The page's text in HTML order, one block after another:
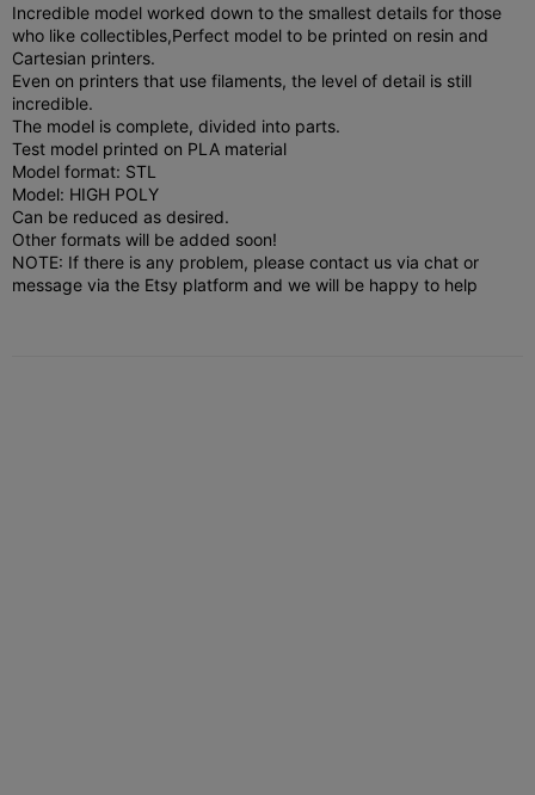
Incredible model worked down to the smallest details for those
who like collectibles,Perfect model to be printed on resin and
Cartesian printers.
Even on printers that use filaments, the level of detail is still
incredible.
The model is complete, divided into parts.
Test model printed on PLA material
Model format: STL
Model: HIGH POLY
Can be reduced as desired.
Other formats will be added soon!
NOTE: If there is any problem, please contact us via chat or
message via the Etsy platform and we will be happy to help